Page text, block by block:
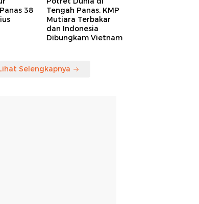
38
Tengah Panas, KMP
Mutiara Terbakar
dan Indonesia
Dibungkam Vietnam
Selengkapnya